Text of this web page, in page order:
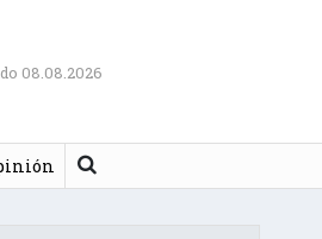
08.08.2026
Buscar